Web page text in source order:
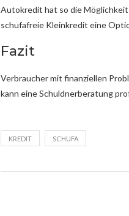
Autokredit hat so die Möglichkeit
schufafreie Kleinkredit eine
Fazit
Verbraucher mit finanziellen
kann eine Schuldnerberatung
KREDIT SCHUFA